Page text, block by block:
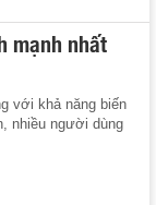
mạnh nhất
với khả năng biến
nhiều người dùng